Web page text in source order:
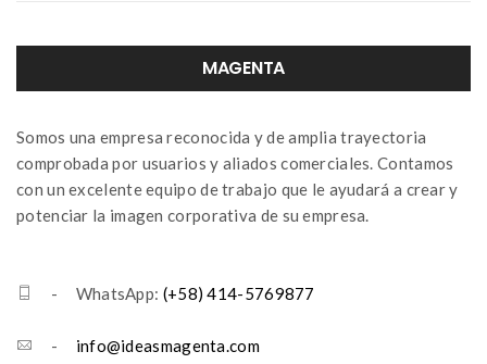
MAGENTA
Somos una empresa reconocida y de amplia trayectoria
comprobada por usuarios y aliados comerciales. Contamos
con un excelente equipo de trabajo que le ayudará a crear y
potenciar la imagen corporativa de su empresa.
- WhatsApp: (+58) 414-5769877
- info@ideasmagenta.com